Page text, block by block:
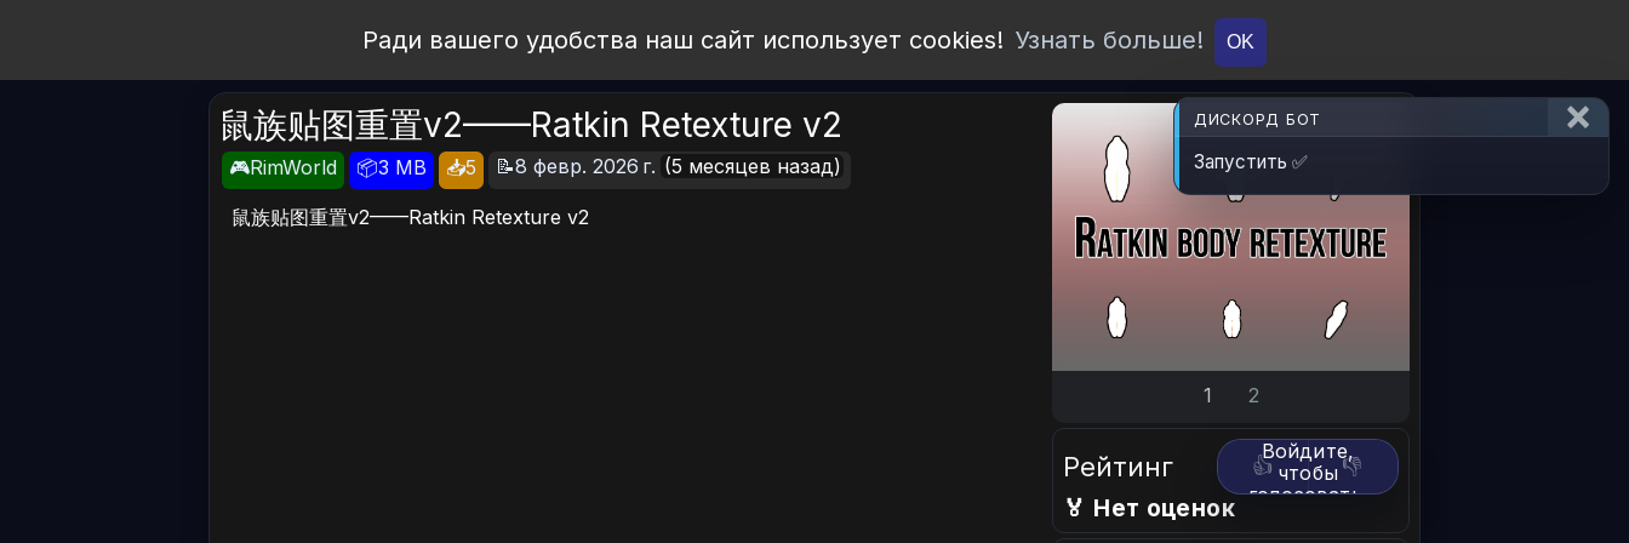
Ради вашего удобства наш сайт использует cookies! Узнать больше! OK
鼠族贴图重置v2——Ratkin Retexture v2
🎮RimWorld 📦3 MB 📥5 📝8 февр. 2026 г. (5 месяцев назад)
鼠族贴图重置v2——Ratkin Retexture v2
1 2
Рейтинг 👍 👎
Войдите,
чтобы
голосовать.
🏅 Нет оценок
ДИСКОРД БОТ
Запустить ✅